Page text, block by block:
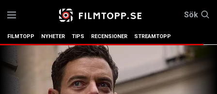
Sök
FILMTOPP NYHETER TIPS RECENSIONER STREAMTOPP